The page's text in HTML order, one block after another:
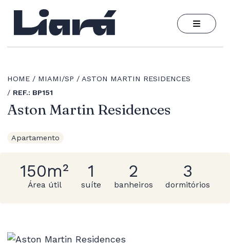
HOME MIAMI/SP
ASTON MARTIN RESIDENCES
REF.: BP151
Aston Martin Residences
Apartamento
150m²
Área útil
1
suíte
2
banheiros
3
dormitórios